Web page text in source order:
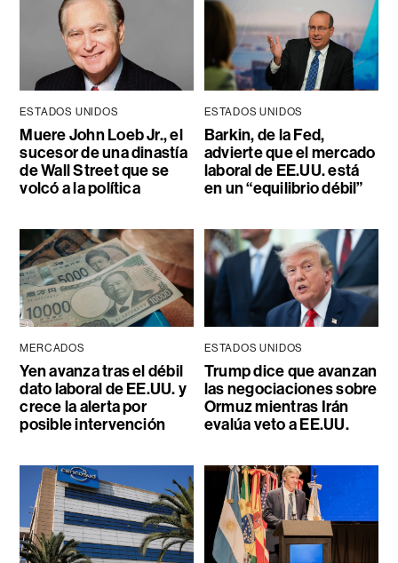
ESTADOS UNIDOS
Muere John Loeb Jr., el
sucesor de una dinastía
de Wall Street que se
volcó a la política
ESTADOS UNIDOS
Barkin, de la Fed,
advierte que el mercado
laboral de EE.UU. está
en un “equilibrio débil”
MERCADOS
Yen avanza tras el débil
dato laboral de EE.UU. y
crece la alerta por
posible intervención
ESTADOS UNIDOS
Trump dice que avanzan
las negociaciones sobre
Ormuz mientras Irán
evalúa veto a EE.UU.